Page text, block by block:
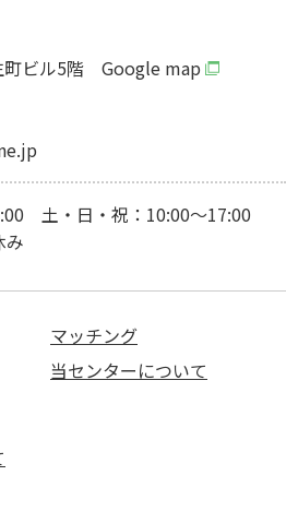
町ビル5階 Google map
土・日・祝：10:00～17:00
み
マッチング
当センターについて